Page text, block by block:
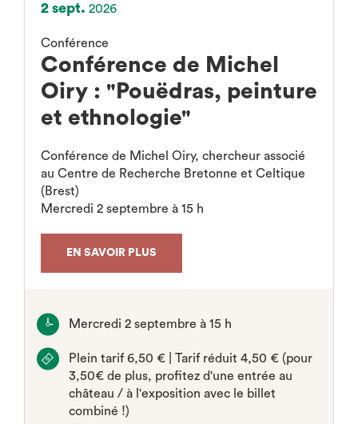
2 sept. 2026
Conférence
Conférence de Michel
Oiry : "Pouëdras, peinture
et ethnologie"
Conférence de Michel Oiry, chercheur associé
au Centre de Recherche Bretonne et Celtique
(Brest)
Mercredi 2 septembre à 15 h
EN SAVOIR PLUS
Mercredi 2 septembre à 15 h
Plein tarif 6,50 € | Tarif réduit 4,50 € (pour
3,50€ de plus, profitez d'une entrée au
château / à l'exposition avec le billet
combiné !)